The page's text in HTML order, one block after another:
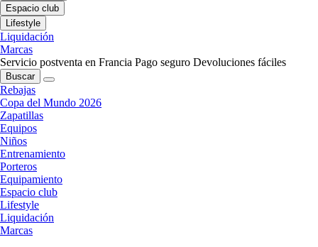
Espacio club
Lifestyle
Liquidación
Marcas
Servicio postventa en Francia Pago seguro Devoluciones fáciles
Buscar
Rebajas
Copa del Mundo 2026
Zapatillas
Equipos
Niños
Entrenamiento
Porteros
Equipamiento
Espacio club
Lifestyle
Liquidación
Marcas